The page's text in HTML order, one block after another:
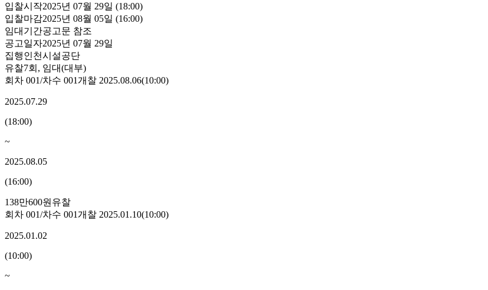
입찰시작2025년 07월 29일 (18:00)
입찰마감2025년 08월 05일 (16:00)
임대기간공고문 참조
공고일자2025년 07월 29일
집행인천시설공단
유찰7회 , 임대(대부)
회차 001/차수 001개찰 2025.08.06(10:00)
2025.07.29
(18:00)
~
2025.08.05
(16:00)
138만600원 유찰
회차 001/차수 001개찰 2025.01.10(10:00)
2025.01.02
(10:00)
~